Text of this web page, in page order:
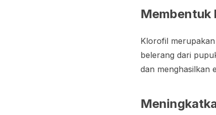
Membentuk
Klorofil
belerang dari
dan menghasilkan